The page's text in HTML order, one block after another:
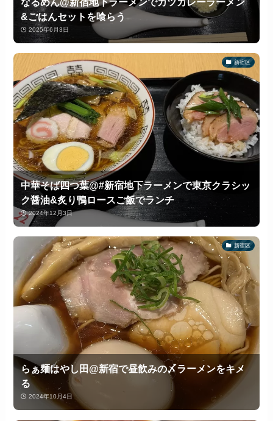
&ごはんセットを喰らう
2025年6月3日
新宿区
中華そば四つ葉@#新宿地下ラーメンで東京クラシッ
ク醤油&炙り鴨ロースご飯でランチ
2024年12月3日
新宿区
らぁ麺はやし田@新宿で昼飲みの〆ラーメンをキメ
る
2024年10月4日